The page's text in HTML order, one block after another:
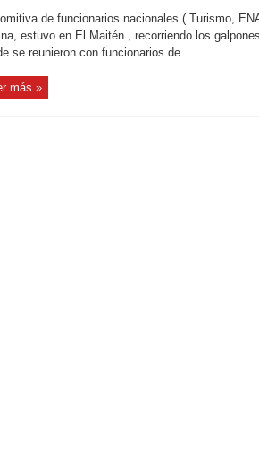
de funcionarios nacionales ( Turismo,
estuvo en El Maitén , recorriendo los
se reunieron con funcionarios de ...
más »